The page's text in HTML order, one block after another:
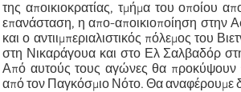
της αποικιοκρατίας, τμήμα του οποίου
επανάσταση, η απο-αποικιοποίηση στην
και ο αντιιμπεριαλιστικός πόλεμος του
στη Νικαράγουα και στο Ελ Σαλβαδόρ
Από αυτούς τους αγώνες θα προκύψουν
από τον Παγκόσμιο Νότο. Θα αναφέρουμε